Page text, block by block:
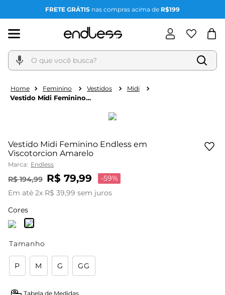
FRETE GRÁTIS nas compras acima de R$199
O que você busca?
Feminino Vestidos Midi
Vestido Midi Feminino
Vestido Midi Feminino Endless em
Viscotorcion Amarelo
Marca: Endless
R$ 194,99 R$ 79,99 -59%
Em até 2x R$ 39,99 sem juros
Cores
Tamanho
P M G GG
Tabela de Medidas